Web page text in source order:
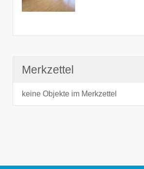
Merkzettel
keine Objekte im Merkzettel